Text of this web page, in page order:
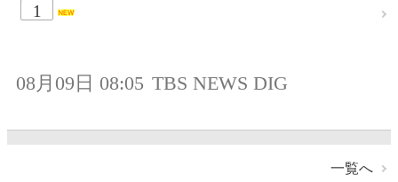
1
08月09日 08:05 TBS NEWS DIG
一覧へ